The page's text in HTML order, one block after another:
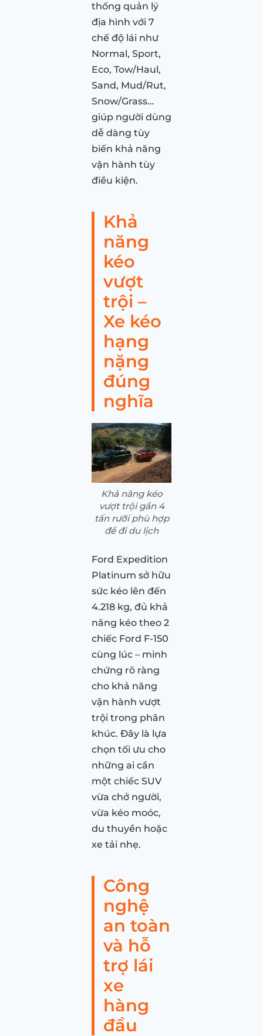
thống quản lý
địa hình với 7
chế độ lái như
Normal, Sport,
Eco, Tow/Haul,
Sand, Mud/Rut,
Snow/Grass…
giúp người dùng
dễ dàng tùy
biến khả năng
vận hành tùy
điều kiện.
Khả
năng
kéo
vượt
trội –
Xe kéo
hạng
nặng
đúng
nghĩa
Khả năng kéo
vượt trội gần 4
tấn rưỡi phù hợp
để đi du lịch
Ford Expedition
Platinum sở hữu
sức kéo lên đến
4.218 kg, đủ khả
năng kéo theo 2
chiếc Ford F-150
cùng lúc – minh
chứng rõ ràng
cho khả năng
vận hành vượt
trội trong phân
khúc. Đây là lựa
chọn tối ưu cho
những ai cần
một chiếc SUV
vừa chở người,
vừa kéo moóc,
du thuyền hoặc
xe tải nhẹ.
Công
nghệ
an toàn
và hỗ
trợ lái
xe
hàng
đầu